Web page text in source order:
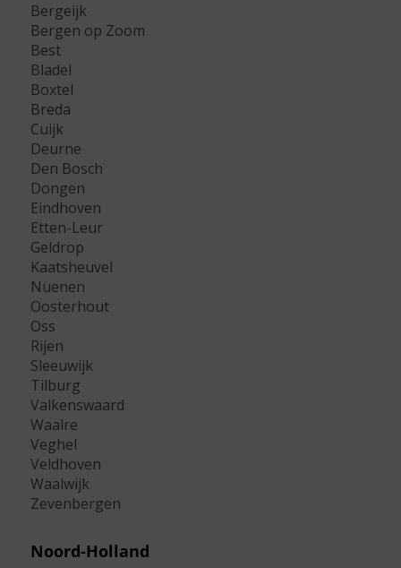
Bergeijk
Bergen op Zoom
Best
Bladel
Boxtel
Breda
Cuijk
Deurne
Den Bosch
Dongen
Eindhoven
Etten-Leur
Geldrop
Kaatsheuvel
Nuenen
Oosterhout
Oss
Rijen
Sleeuwijk
Tilburg
Valkenswaard
Waalre
Veghel
Veldhoven
Waalwijk
Zevenbergen
Noord-Holland